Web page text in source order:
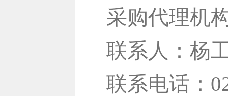
采购代理机
联系人：杨
联系电话：